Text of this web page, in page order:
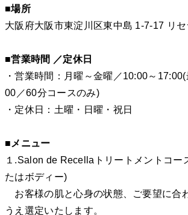
■場所
大阪府大阪市東淀川区東中島 1-7-17 リ
■営業時間 ／定休日
・営業時間：月曜～金曜／10:00～17:00(
00／60分コースのみ)
・定休日：土曜・日曜・祝日
■メニュー
１.Salon de Recellaトリートメントコー
たはボディー)
お客様の肌と心身の状態、ご要望に合
うえ選定いたします。